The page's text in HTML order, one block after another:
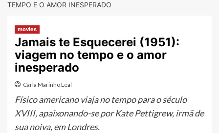
TEMPO E O AMOR INESPERADO
movies
Jamais te Esquecerei (1951):
viagem no tempo e o amor
inesperado
Carla Marinho Leal
Físico americano viaja no tempo para o século
XVIII, apaixonando-se por Kate Pettigrew, irmã de
sua noiva, em Londres.